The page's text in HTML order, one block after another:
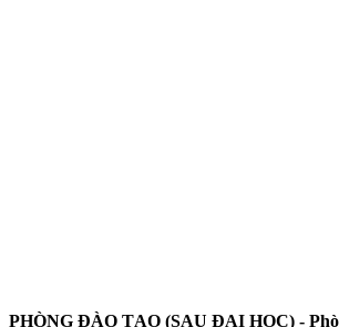
PHÒNG ĐÀO TẠO (SAU ĐẠI HỌC) -